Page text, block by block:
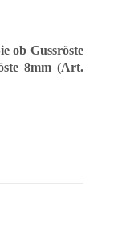
ob Gussröste
8mm (Art.